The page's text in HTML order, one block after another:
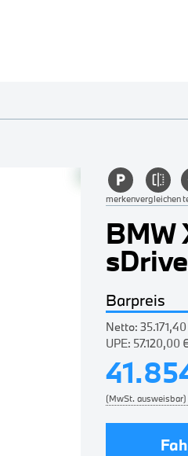
merkenvergleichen
BMW
Barpreis
Netto:
UPE: 57.120,00
(MwSt. ausweisbar)